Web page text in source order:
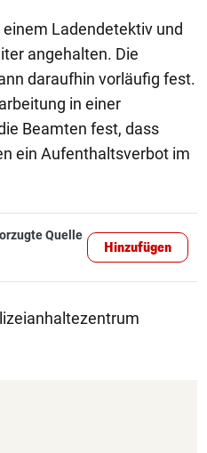
Ladendetektiv und
angehalten. Die
daraufhin vorläufig fest.
in einer
Beamten fest, dass
ein Aufenthaltsverbot im
Quelle
Hinzufügen